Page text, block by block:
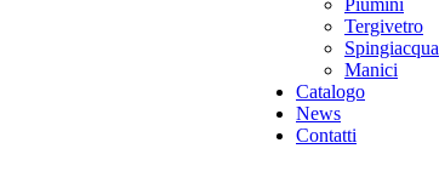
Piumini
Tergivetro
Spingiacqua
Manici
Catalogo
News
Contatti